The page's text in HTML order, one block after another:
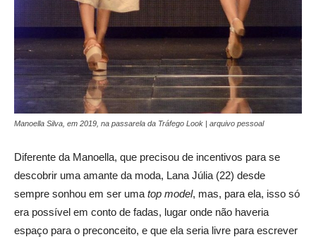
Manoella Silva, em 2019, na passarela da Tráfego Look | arquivo pessoal
Diferente da Manoella, que precisou de incentivos para se
descobrir uma amante da moda, Lana Júlia (22) desde
sempre sonhou em ser uma top model, mas, para ela, isso só
era possível em conto de fadas, lugar onde não haveria
espaço para o preconceito, e que ela seria livre para escrever